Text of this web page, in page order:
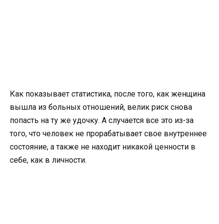
Как показывает статистика, после того, как женщина
вышла из больных отношений, велик риск снова
попасть на ту же удочку. А случается все это из-за
того, что человек не прорабатывает свое внутреннее
состояние, а также не находит никакой ценности в
себе, как в личности.